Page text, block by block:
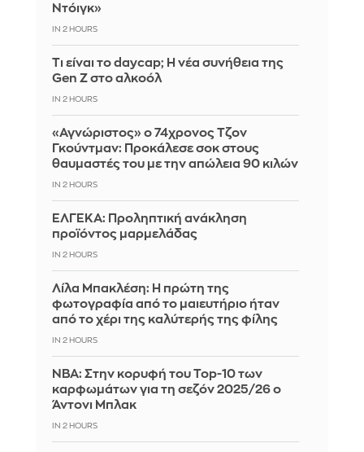
Ντόιγκ»
IN 2 HOURS
Τι είναι το daycap; Η νέα συνήθεια της
Gen Z στο αλκοόλ
IN 2 HOURS
«Αγνώριστος» ο 74χρονος Τζον
Γκούντμαν: Προκάλεσε σοκ στους
θαυμαστές του με την απώλεια 90 κιλών
IN 2 HOURS
ΕΛΓΕΚΑ: Προληπτική ανάκληση
προϊόντος μαρμελάδας
IN 2 HOURS
Λίλα Μπακλέση: Η πρώτη της
φωτογραφία από το μαιευτήριο ήταν
από το χέρι της καλύτερής της φίλης
IN 2 HOURS
ΝΒΑ: Στην κορυφή του Top-10 των
καρφωμάτων για τη σεζόν 2025/26 ο
Άντονι Μπλακ
IN 2 HOURS